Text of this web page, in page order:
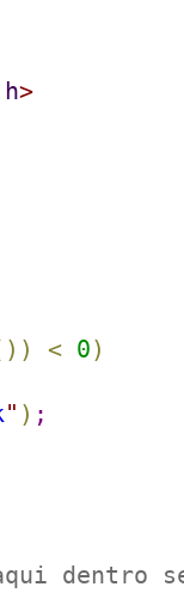
>
) ) < 0)
" ) ;
dentro